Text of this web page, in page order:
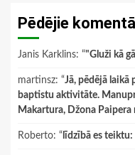
Pēdējie
Janis Karklins: “"Gluži kā
martinsz: “Jā, pēdējā laikā
baptistu aktivitāte.
Makartura, Džona Paipera
Roberto: “ līdzībā es